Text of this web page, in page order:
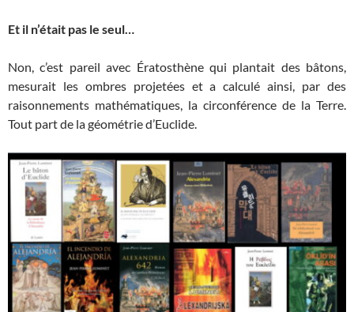
Et il n’était pas le seul…
Non, c’est pareil avec Ératosthène qui plantait des bâtons,
mesurait les ombres projetées et a calculé ainsi, par des
raisonnements mathématiques, la circonférence de la Terre.
Tout part de la géométrie d’Euclide.